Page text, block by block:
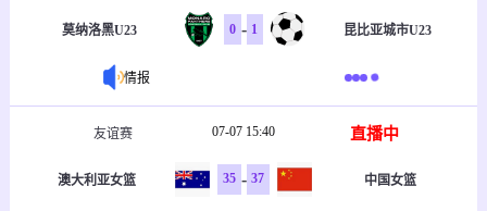
莫纳洛黑U23 0 - 1 昆比亚城市U23
情报
友谊赛 07-07 15:40 直播中
澳大利亚女篮 35 - 37 中国女篮